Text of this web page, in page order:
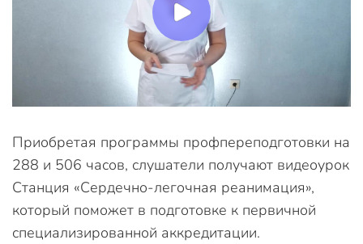
Приобретая программы профпереподготовки на
288 и 506 часов, слушатели получают видеоурок
Станция «Сердечно-легочная реанимация»,
который поможет в подготовке к первичной
специализированной аккредитации.